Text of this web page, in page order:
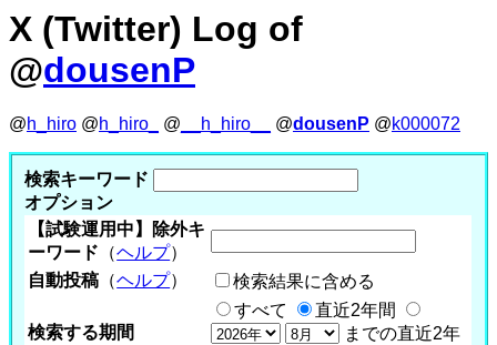
X (Twitter) Log of
@dousenP
@h_hiro @h_hiro_ @ __h_hiro__ @dousenP @k000072
検索キーワード
オプション
【試験運用中】除外キ
ーワード （ヘルプ）
自動投稿 （ヘルプ） 検索結果に含める
検索する期間
すべて
直近2年間
までの直近2年